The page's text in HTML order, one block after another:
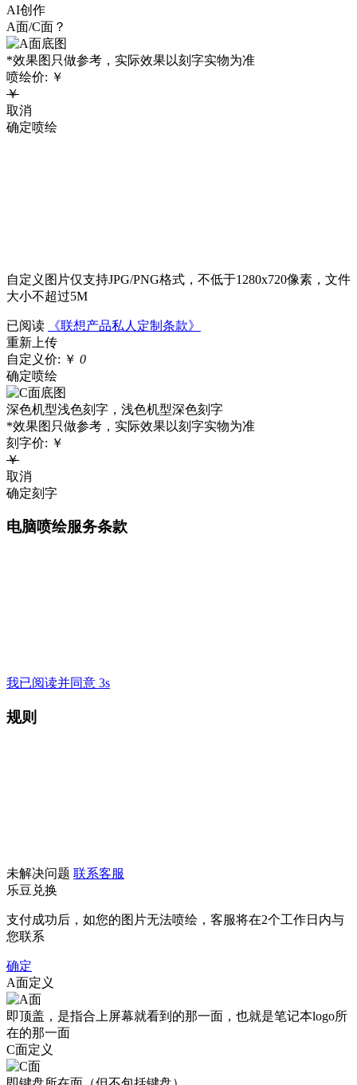
AI创作
A面/C面？
*效果图只做参考，实际效果以刻字实物为准
喷绘价: ￥
￥
取消
确定喷绘
自定义图片仅支持JPG/PNG格式，不低于1280x720像素，文件
大小不超过5M
已阅读
《联想产品私人定制条款》
重新上传
自定义价: ￥ 0
确定喷绘
深色机型浅色刻字，浅色机型深色刻字
*效果图只做参考，实际效果以刻字实物为准
刻字价: ￥
￥
取消
确定刻字
电脑喷绘服务条款
我已阅读并同意 3s
规则
未解决问题 联系客服
乐豆兑换
支付成功后，如您的图片无法喷绘，客服将在2个工作日内与
您联系
确定
A面定义
即顶盖，是指合上屏幕就看到的那一面，也就是笔记本logo所
在的那一面
C面定义